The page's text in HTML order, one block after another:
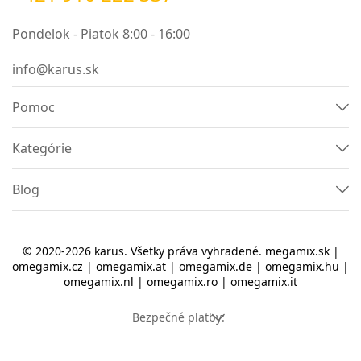
malé straty tuhosti počas používania.
žiadne zlúčeniny ťažkých kovov vo výrobnom
procese.
žiadne fyziologické námietky voči použitiu peny.
Aplikácia:
Amortizačné rozpery, napríklad na prepravu skla.
Ochrana rôznych predmetov pred poškodením.
domových dverí.
Vnútorná absorpcia ozveny.
Zvukotesné kabíny.
Pondelok - Piatok 8:00 - 16:00
info@karus.sk
Pomoc
Kategórie
Blog
© 2020-2026 karus. Všetky práva vyhradené. megamix.sk|
omegamix.cz | omegamix.at | omegamix.de | omegamix.hu |
omegamix.nl | omegamix.ro | omegamix.it
Bezpečné platby: